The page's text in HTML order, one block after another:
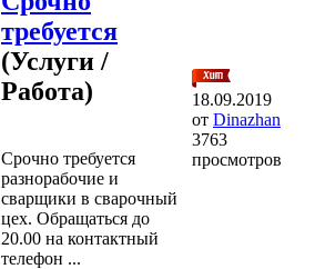
требуется
(Услуги /
Работа)
Срочно требуется
разнорабочие и
сварщики в сварочный
цех. Обращаться до
20.00 на контактный
телефон ...
18.09.2019
от Dinazhan
3763
просмотров